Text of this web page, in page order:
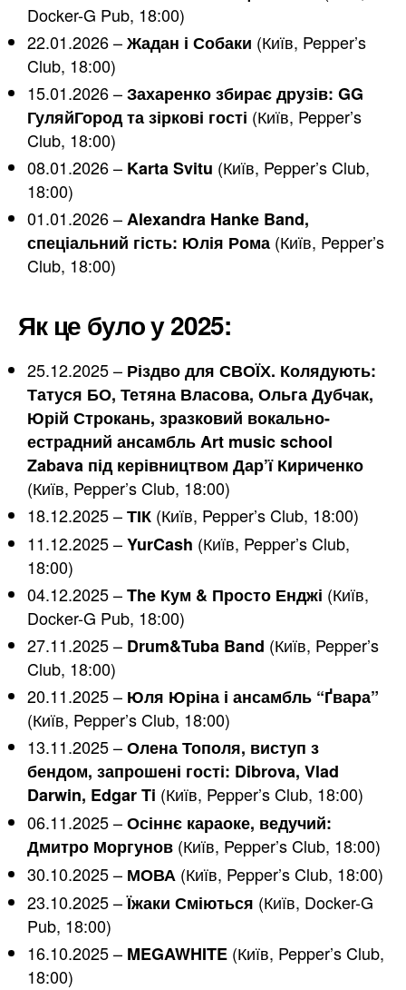
Docker-G Pub, 18:00)
22.01.2026 –Жадан і Собаки (Київ, Pepper’s
Club, 18:00)
15.01.2026 –Захаренко збирає друзів: GG
ГуляйГород та зіркові гості (Київ, Pepper’s
Club, 18:00)
08.01.2026 – Karta Svitu (Київ, Pepper’s Club,
18:00)
01.01.2026 –Alexandra Hanke Band,
спеціальний гість: Юлія Рома (Київ, Pepper’s
Club, 18:00)
Як це було у 2025:
25.12.2025 – Різдво для СВОЇХ. Колядують:
Татуся БО, Тетяна Власова, Ольга Дубчак,
Юрій Строкань, зразковий вокально-
естрадний ансамбль Art music school
Zabava під керівництвом Дар’ї Кириченко
(Київ, Pepper’s Club, 18:00)
18.12.2025 –ТІК (Київ, Pepper’s Club, 18:00)
11.12.2025 –YurCash (Київ, Pepper’s Club,
18:00)
04.12.2025 –The Кум & Просто Енджі (Київ,
Docker-G Pub, 18:00)
27.11.2025 – Drum&Tuba Band (Київ, Pepper’s
Club, 18:00)
20.11.2025 – Юля Юріна і ансамбль “Ґвара”
(Київ, Pepper’s Club, 18:00)
13.11.2025 –Олена Тополя, виступ з
бендом, запрошені гості: Dibrova, Vlad
Darwin, Edgar Ti (Київ, Pepper’s Club, 18:00)
06.11.2025 –Осіннє караоке, ведучий:
Дмитро Моргунов (Київ, Pepper’s Club, 18:00)
30.10.2025 – МОВА (Київ, Pepper’s Club, 18:00)
23.10.2025 –Їжаки Сміються (Київ, Docker-G
Pub, 18:00)
16.10.2025 – MEGAWHITE (Київ, Pepper’s Club,
18:00)